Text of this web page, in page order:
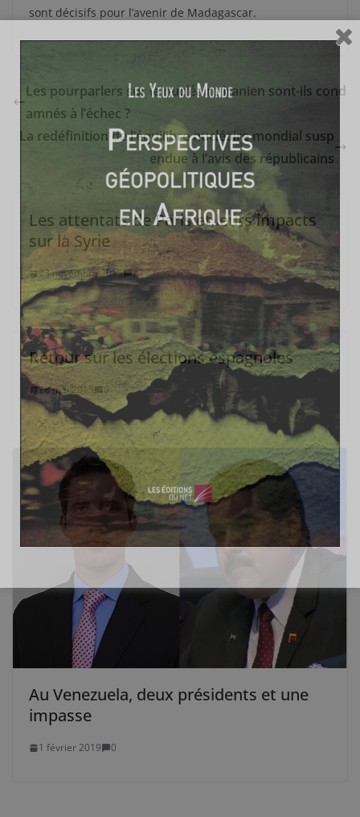
sont décisifs pour l’avenir de Madagascar.
Les pourparlers sur le nucléaire iranien sont-ils cond
amnés à l’échec ?
La redéfinition de l’équilibre nucléaire mondial susp
endue à l’avis des républicains
Les attentats de Paris et leurs impacts
sur la Syrie
23 novembre 2015 2
Retour sur les élections espagnoles
28 mai 2015 0
Au Venezuela, deux présidents et une
impasse
1 février 2019 0